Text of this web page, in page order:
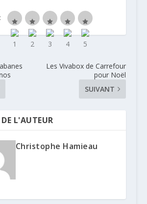
Les Vivabox de Carrefour
pour Noël
SUIVANT
L'AUTEUR
Christophe Hamieau